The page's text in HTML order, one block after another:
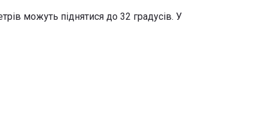
можуть піднятися до 32 градусів. У